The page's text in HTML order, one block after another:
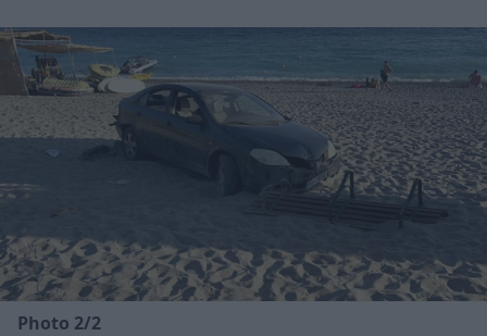
Photo 2/2